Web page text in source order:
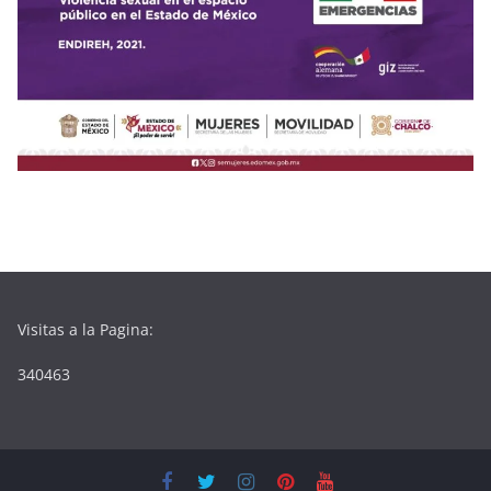
Visitas a la Pagina:
340463